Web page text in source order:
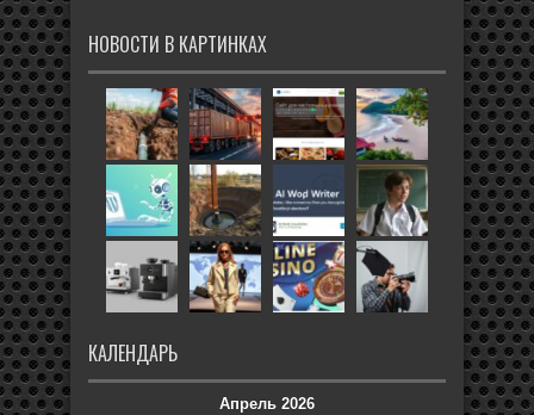
НОВОСТИ В КАРТИНКАХ
КАЛЕНДАРЬ
Апрель 2026